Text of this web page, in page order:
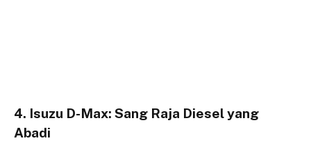
4. Isuzu D-Max: Sang Raja Diesel yang
Abadi